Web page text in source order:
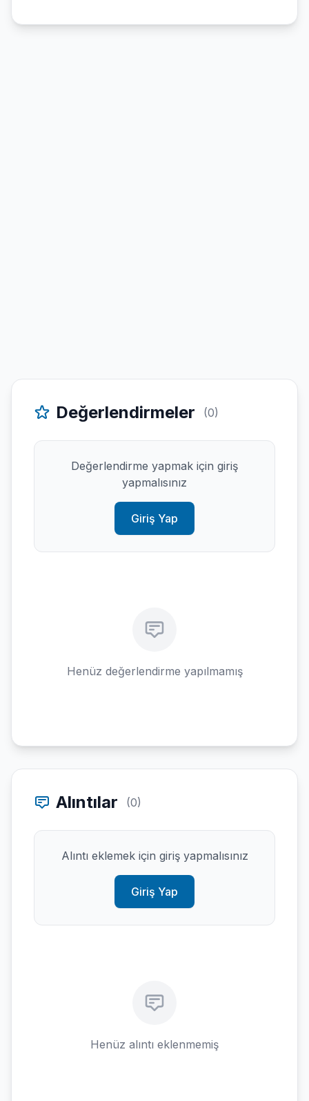
Değerlendirmeler (0)
Değerlendirme yapmak için giriş
yapmalısınız
Giriş Yap
Henüz değerlendirme yapılmamış
Alıntılar (0)
Alıntı eklemek için giriş yapmalısınız
Giriş Yap
Henüz alıntı eklenmemiş